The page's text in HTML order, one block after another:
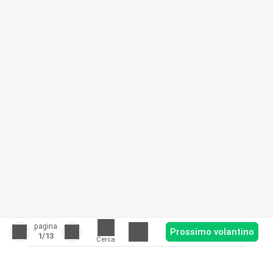
pagina
1/13 Cerca
Prossimo volantino